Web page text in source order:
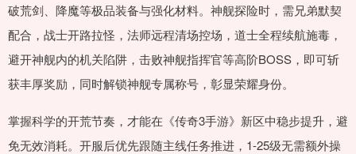
破荒剑、降魔等极品装备与强化材料。神舰探险时，需兄弟默契
配合，战士开路拉怪，法师远程清场控场，道士全程续航施毒，
避开神舰内的机关陷阱，击败神舰指挥官等高阶BOSS，即可斩
获丰厚奖励，同时解锁神舰专属称号，彰显荣耀身份。
掌握科学的开荒节奏，才能在《传奇3手游》新区中稳步提升，避
免无效消耗。开服后优先跟随主线任务推进，1-25级无需额外操